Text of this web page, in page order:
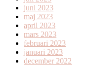
juni 2023
maj 2023
april 2023
mars 2023
februari 2023
januari 2023
december 2022